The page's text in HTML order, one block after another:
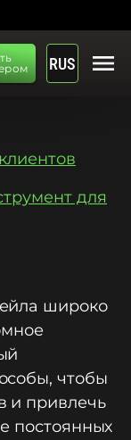
RUS menu
для
широко
чтобы
и привлечь
постоянных